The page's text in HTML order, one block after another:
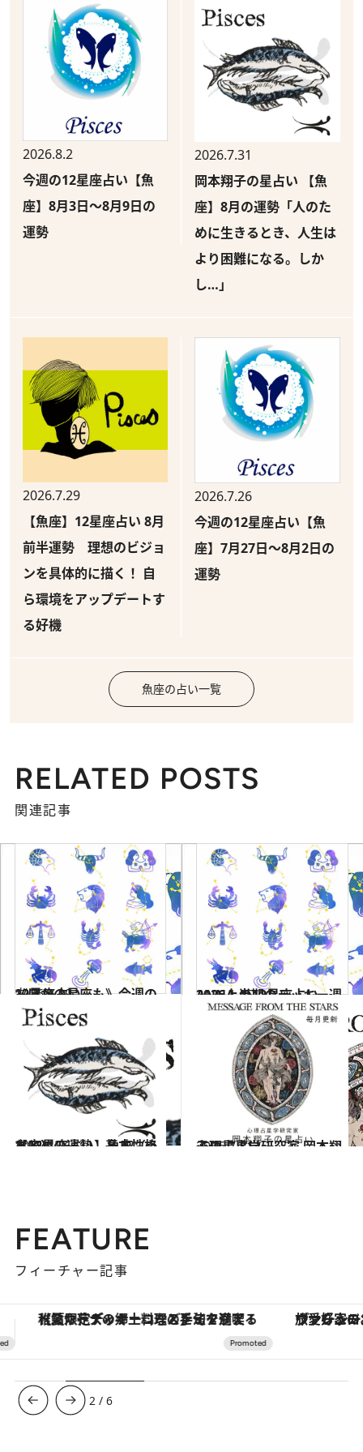
2026.8.2
今週の12星座占い【魚
座】8月3日～8月9日の
運勢
2026.7.31
岡本翔子の星占い 【魚
座】8月の運勢「人のた
めに生きるとき、人生は
より困難になる。しか
し…」
2026.7.29
【魚座】12星座占い 8月
前半運勢 理想のビジョ
ンを具体的に描く！ 自
ら環境をアップデートす
る好機
2026.7.26
今週の12星座占い【魚
座】7月27日～8月2日の
運勢
魚座の占い一覧
RELATED POSTS
関連記事
2026.3.29
《ほかの星座も》今週の12星座占い
占い 2026.1.15
ANNA.の12星座占い 2026上半期のラッキー週
2021.12.1
【12星座占い】魚座（うお座）の運勢、基本性格まとめ
占い 2026.7.31
心理占星学研究家 岡本翔子の星占い
占い
FEATURE
フィーチャー記事
ヴァシュロン・コンスタンタン「オーヴァーシーズ・オートマティック」。旅愛好家のお気に入りコレクションから、ジェンダーレスな新作が登場 【銀座で出合う最旬美容】美髪ケアや上質
3 /6